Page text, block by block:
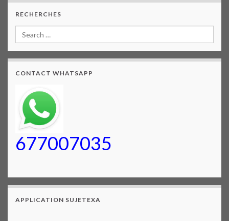
RECHERCHES
CONTACT WHATSAPP
677007035
APPLICATION SUJETEXA